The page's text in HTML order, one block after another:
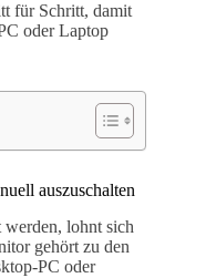
für Schritt, damit
oder Laptop
auszuschalten
lohnt sich
gehört zu den
PC oder